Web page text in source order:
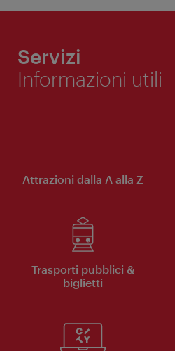
Servizi
Informazioni utili
Attrazioni dalla A alla Z
Trasporti pubblici &
biglietti